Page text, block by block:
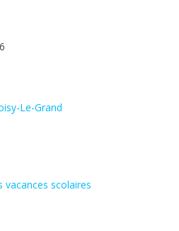
Le-Grand
vacances scolaires